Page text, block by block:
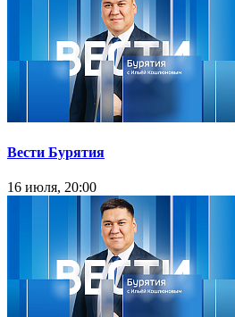
Вести Бурятия
16 июля, 20:00